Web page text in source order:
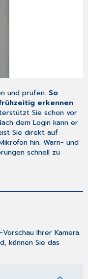
und prüfen. So
erkennen
Sie schon vor
dem Login kann er
Sie direkt auf
hin. Warn- und
schnell zu
Ihrer Kamera.
können Sie das